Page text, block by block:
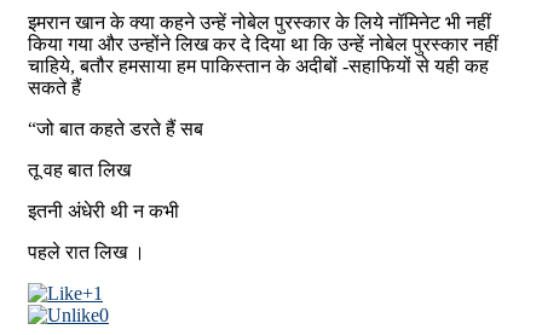
इमरान खान के क्या कहने उन्हें नोबेल पुरस्कार के लिये नॉमिनेट भी नहीं
किया गया और उन्होंने लिख कर दे दिया था कि उन्हें नोबेल पुरस्कार नहीं
चाहिये, बतौर हमसाया हम पाकिस्तान के अदीबों -सहाफियों से यही कह
सकते हैं
“जो बात कहते डरते हैं सब
तू वह बात लिख
इतनी अंधेरी थी न कभी
पहले रात लिख ।
+1
0